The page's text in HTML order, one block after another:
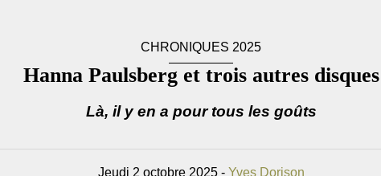
CHRONIQUES 2025
Hanna Paulsberg et trois autres disques
Là, il y en a pour tous les goûts
Jeudi 2 octobre 2025 - Yves Dorison